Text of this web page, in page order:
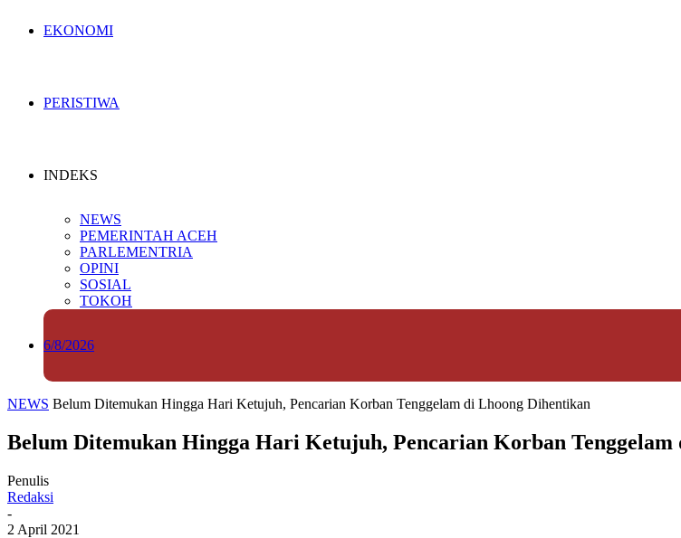
EKONOMI
PERISTIWA
INDEKS
NEWS
PEMERINTAH ACEH
PARLEMENTRIA
OPINI
SOSIAL
TOKOH
6/8/2026
NEWS Belum Ditemukan Hingga Hari Ketujuh, Pencarian Korban Tenggelam di Lhoong Dihentikan
Belum Ditemukan Hingga Hari Ketujuh, Pencarian Korban
Penulis
Redaksi
-
2 April 2021